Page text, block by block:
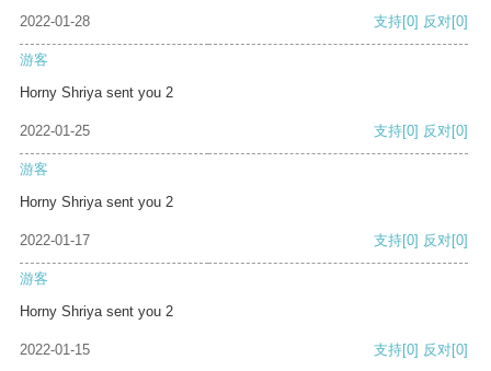
2022-01-28 支持[0] 反对[0]
游客
Horny Shriya sent you 2
2022-01-25 支持[0] 反对[0]
游客
Horny Shriya sent you 2
2022-01-17 支持[0] 反对[0]
游客
Horny Shriya sent you 2
2022-01-15 支持[0] 反对[0]